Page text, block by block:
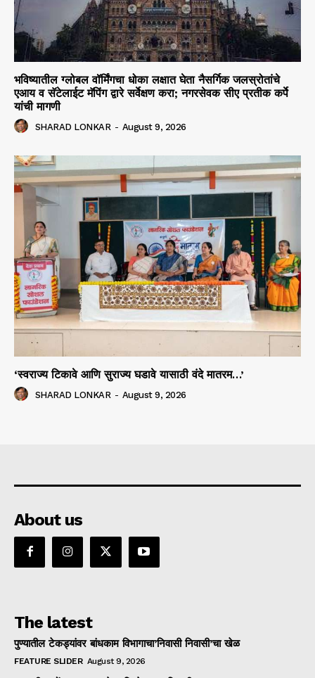
भविष्यातील ग्लोबल वॉर्मिंगचा धोका लक्षात घेता नैसर्गिक जलस्रोतांचे
एआय व सॅटेलाईट मॅपिंग द्वारे सर्वेक्षण करा; नगरसेवक सीए प्रतीक कर्पे
यांची मागणी
SHARAD LONKAR - August 9, 2026
‘स्वराज्य टिकावे आणि सुराज्य घडावे यासाठी वंदे मातरम…’
SHARAD LONKAR - August 9, 2026
About us
The latest
पुण्यातील टेकड्यांवर बांधकाम विभागाचा’निवासी निवासी’चा खेळ
FEATURE SLIDER August 9, 2026